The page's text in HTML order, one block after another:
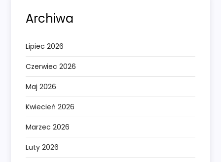
Archiwa
Lipiec 2026
Czerwiec 2026
Maj 2026
Kwiecień 2026
Marzec 2026
Luty 2026